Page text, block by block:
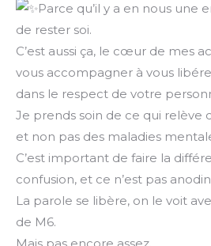
Parce qu’il y a en nous une
de rester soi.
C’est aussi ça, le cœur de mes
vous accompagner à vous
dans le respect de votre
Je prends soin de ce qui relève
et non pas des maladies
C’est important de faire la
confusion, et ce n’est pas
La parole se libère, on le voit
de M6.